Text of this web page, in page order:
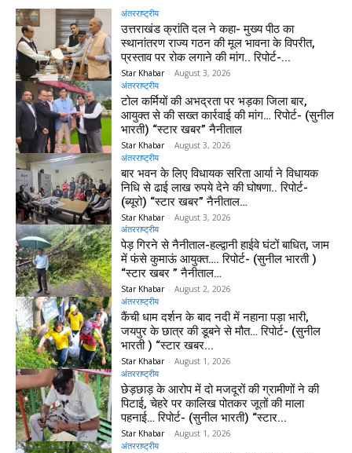
अंतरराष्ट्रीय
उत्तराखंड क्रांति दल ने कहा- मुख्य पीठ का
स्थानांतरण राज्य गठन की मूल भावना के विपरीत,
प्रस्ताव पर रोक लगाने की मांग.. रिपोर्ट-...
Star Khabar - August 3, 2026
अंतरराष्ट्रीय
टोल कर्मियों की अभद्रता पर भड़का जिला बार,
आयुक्त से की सख्त कार्रवाई की मांग… रिपोर्ट- (सुनील
भारती) “स्टार खबर” नैनीताल
Star Khabar - August 3, 2026
अंतरराष्ट्रीय
बार भवन के लिए विधायक सरिता आर्या ने विधायक
निधि से ढाई लाख रुपये देने की घोषणा.. रिपोर्ट-
(ब्यूरो) “स्टार खबर” नैनीताल…
Star Khabar - August 3, 2026
अंतरराष्ट्रीय
पेड़ गिरने से नैनीताल-हल्द्वानी हाईवे घंटों बाधित, जाम
में फंसे कुमाऊं आयुक्त…. रिपोर्ट- (सुनील भारती )
“स्टार खबर ” नैनीताल…
Star Khabar - August 2, 2026
अंतरराष्ट्रीय
कैंची धाम दर्शन के बाद नदी में नहाना पड़ा भारी,
जयपुर के छात्र की डूबने से मौत… रिपोर्ट- (सुनील
भारती ) “स्टार खबर...
Star Khabar - August 1, 2026
अंतरराष्ट्रीय
छेड़छाड़ के आरोप में दो मजदूरों की ग्रामीणों ने की
पिटाई, चेहरे पर कालिख पोतकर जूतों की माला
पहनाई… रिपोर्ट- (सुनील भारती) “स्टार...
Star Khabar - August 1, 2026
अंतरराष्ट्रीय